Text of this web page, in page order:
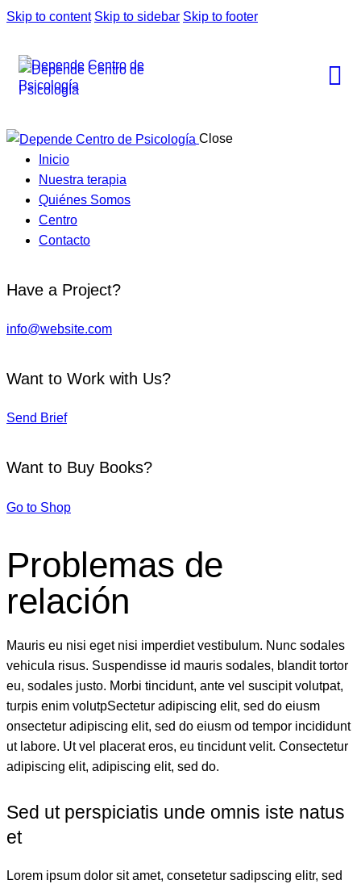
Skip to content Skip to sidebar Skip to footer
Close
Inicio
Nuestra terapia
Quiénes Somos
Centro
Contacto
Have a Project?
info@website.com
Want to Work with Us?
Send Brief
Want to Buy Books?
Go to Shop
Problemas de
relación
Mauris eu nisi eget nisi imperdiet vestibulum. Nunc sodales
vehicula risus. Suspendisse id mauris sodales, blandit tortor
eu, sodales justo. Morbi tincidunt, ante vel suscipit volutpat,
turpis enim volutpSectetur adipiscing elit, sed do eiusm
onsectetur adipiscing elit, sed do eiusm od tempor incididunt
ut labore. Ut vel placerat eros, eu tincidunt velit. Consectetur
adipiscing elit, adipiscing elit, sed do.
Sed ut perspiciatis unde omnis iste natus
et
Lorem ipsum dolor sit amet, consetetur sadipscing elitr, sed